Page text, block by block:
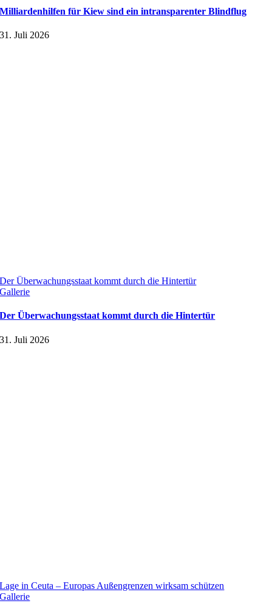
Milliardenhilfen für Kiew sind ein intransparenter Blindflug
31. Juli 2026
Der Überwachungsstaat kommt durch die Hintertür
Gallerie
Der Überwachungsstaat kommt durch die Hintertür
31. Juli 2026
Lage in Ceuta – Europas Außengrenzen wirksam schützen
Gallerie